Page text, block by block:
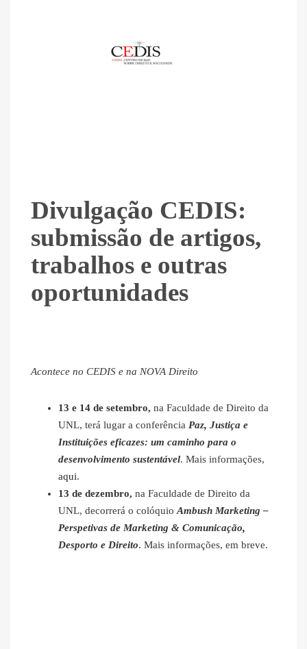
Divulgação CEDIS:
submissão de artigos,
trabalhos e outras
oportunidades
Acontece no CEDIS e na NOVA Direito
13 e 14 de setembro, na Faculdade de Direito da
UNL, terá lugar a conferência Paz, Justiça e
Instituições eficazes: um caminho para o
desenvolvimento sustentável. Mais informações,
aqui.
13 de dezembro, na Faculdade de Direito da
UNL, decorrerá o colóquioAmbush Marketing –
Perspetivas de Marketing & Comunicação,
Desporto e Direito. Mais informações, em breve.